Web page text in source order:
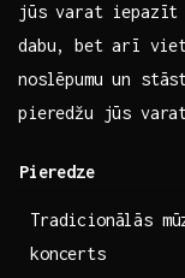
jūs varat iepazīt
dabu, ⁢bet arī
noslēpumu un
pieredžu jūs
Pieredze
Tradicionālās
koncerts